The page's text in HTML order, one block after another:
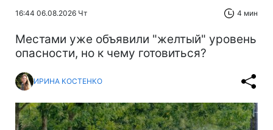
16:44 06.08.2026 Чт 4 мин
Местами уже объявили "желтый" уровень
опасности, но к чему готовиться?
ИРИНА КОСТЕНКО